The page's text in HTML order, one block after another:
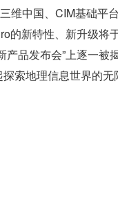
维中国、CIM基础平
的新特性、新升级将
品发布会”上逐一被
索地理信息世界的无